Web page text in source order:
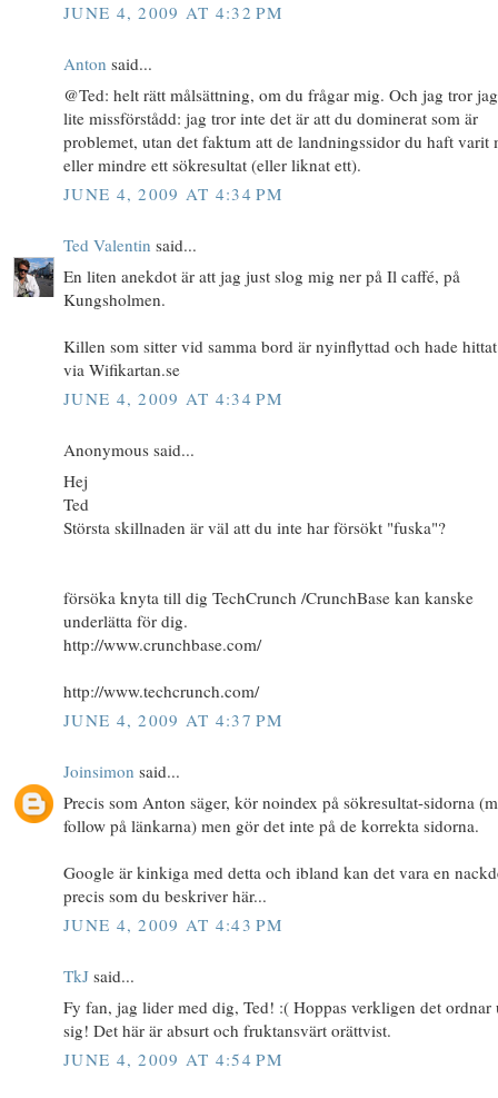
JUNE 4, 2009 AT 4:32 PM
Anton said...
@Ted: helt rätt målsättning, om du frågar mig. Och jag tror
lite missförstådd: jag tror inte det är att du dominerat som är
problemet, utan det faktum att de landningssidor du haft varit
eller mindre ett sökresultat (eller liknat ett).
JUNE 4, 2009 AT 4:34 PM
Ted Valentin said...
En liten anekdot är att jag just slog mig ner på Il caffé, på
Kungsholmen.
Killen som sitter vid samma bord är nyinflyttad och hade
via Wifikartan.se
JUNE 4, 2009 AT 4:34 PM
Anonymous said...
Hej
Ted
Största skillnaden är väl att du inte har försökt "fuska"?
försöka knyta till dig TechCrunch /CrunchBase kan kanske
underlätta för dig.
http://www.crunchbase.com/
http://www.techcrunch.com/
JUNE 4, 2009 AT 4:37 PM
Joinsimon said...
Precis som Anton säger, kör noindex på sökresultat-sidorna
follow på länkarna) men gör det inte på de korrekta sidorna.
Google är kinkiga med detta och ibland kan det vara en
precis som du beskriver här...
JUNE 4, 2009 AT 4:43 PM
TkJ said...
Fy fan, jag lider med dig, Ted! :( Hoppas verkligen det ordnar
sig! Det här är absurt och fruktansvärt orättvist.
JUNE 4, 2009 AT 4:54 PM